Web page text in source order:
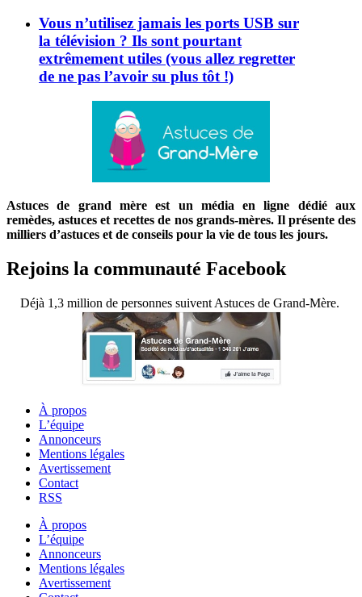
Vous n’utilisez jamais les ports USB sur
la télévision ? Ils sont pourtant
extrêmement utiles (vous allez regretter
de ne pas l’avoir su plus tôt !)
Astuces de grand mère est un média en ligne dédié aux
remèdes, astuces et recettes de nos grands-mères. Il présente des
milliers d’astuces et de conseils pour la vie de tous les jours.
Rejoins la communauté Facebook
Déjà 1,3 million de personnes suivent Astuces de Grand-Mère.
À propos
L’équipe
Annonceurs
Mentions légales
Avertissement
Contact
RSS
À propos
L’équipe
Annonceurs
Mentions légales
Avertissement